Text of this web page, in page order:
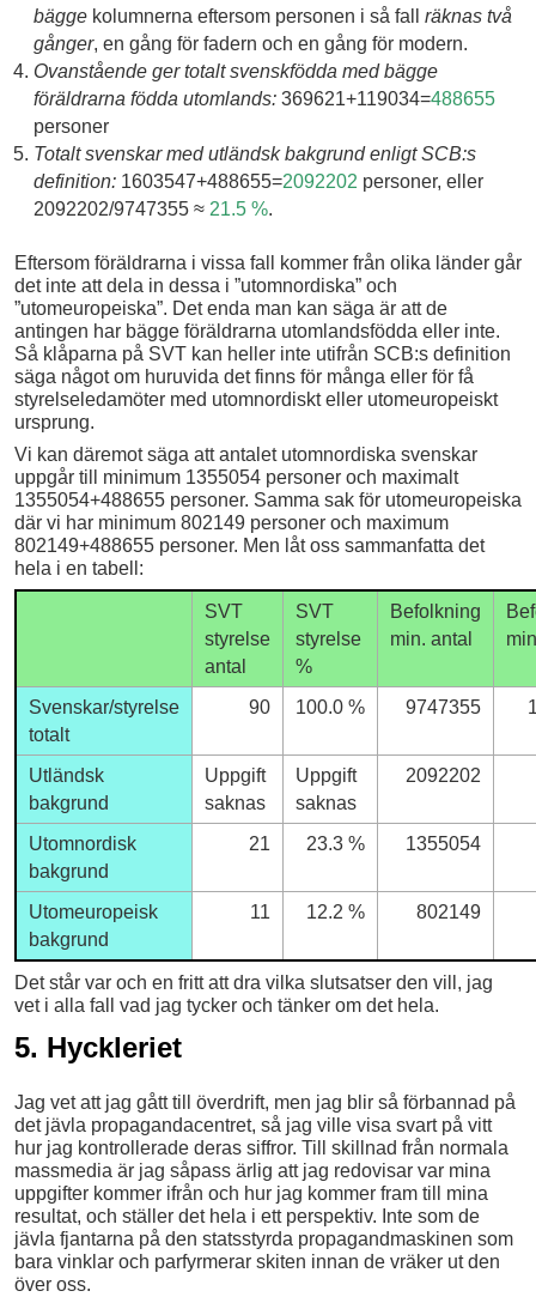
bägge kolumnerna eftersom personen i så fall räknas två
gånger, en gång för fadern och en gång för modern.
Ovanstående ger totalt svenskfödda med bägge
föräldrarna födda utomlands:369621+119034=488655
personer
Totalt svenskar med utländsk bakgrund enligt SCB:s
definition:1603547+488655=2092202 personer, eller
2092202/9747355 ≈ 21.5 %.
Eftersom föräldrarna i vissa fall kommer från olika länder går
det inte att dela in dessa i ”utomnordiska” och
”utomeuropeiska”. Det enda man kan säga är att de
antingen har bägge föräldrarna utomlandsfödda eller inte.
Så klåparna på SVT kan heller inte utifrån SCB:s definition
säga något om huruvida det finns för många eller för få
styrelseledamöter med utomnordiskt eller utomeuropeiskt
ursprung.
Vi kan däremot säga att antalet utomnordiska svenskar
uppgår till minimum 1355054 personer och maximalt
1355054+488655 personer. Samma sak för utomeuropeiska
där vi har minimum 802149 personer och maximum
802149+488655 personer. Men låt oss sammanfatta det
hela i en tabell:
SVT
styrelse
antal
SVT
styrelse
%
Befolkning
min. antal
Svenskar/styrelse
totalt
90 100.0 % 9747355
Utländsk
bakgrund
Uppgift
saknas
Uppgift
saknas
2092202
Utomnordisk
bakgrund
21 23.3 % 1355054
Utomeuropeisk
bakgrund
11 12.2 % 802149
Det står var och en fritt att dra vilka slutsatser den vill, jag
vet i alla fall vad jag tycker och tänker om det hela.
5. Hyckleriet
Jag vet att jag gått till överdrift, men jag blir så förbannad på
det jävla propagandacentret, så jag ville visa svart på vitt
hur jag kontrollerade deras siffror. Till skillnad från normala
massmedia är jag såpass ärlig att jag redovisar var mina
uppgifter kommer ifrån och hur jag kommer fram till mina
resultat, och ställer det hela i ett perspektiv. Inte som de
jävla fjantarna på den statsstyrda propagandmaskinen som
bara vinklar och parfyrmerar skiten innan de vräker ut den
över oss.